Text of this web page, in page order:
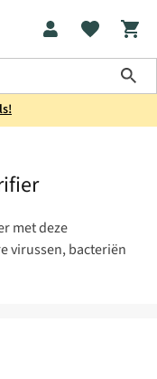
met deze
virussen, bacteriën